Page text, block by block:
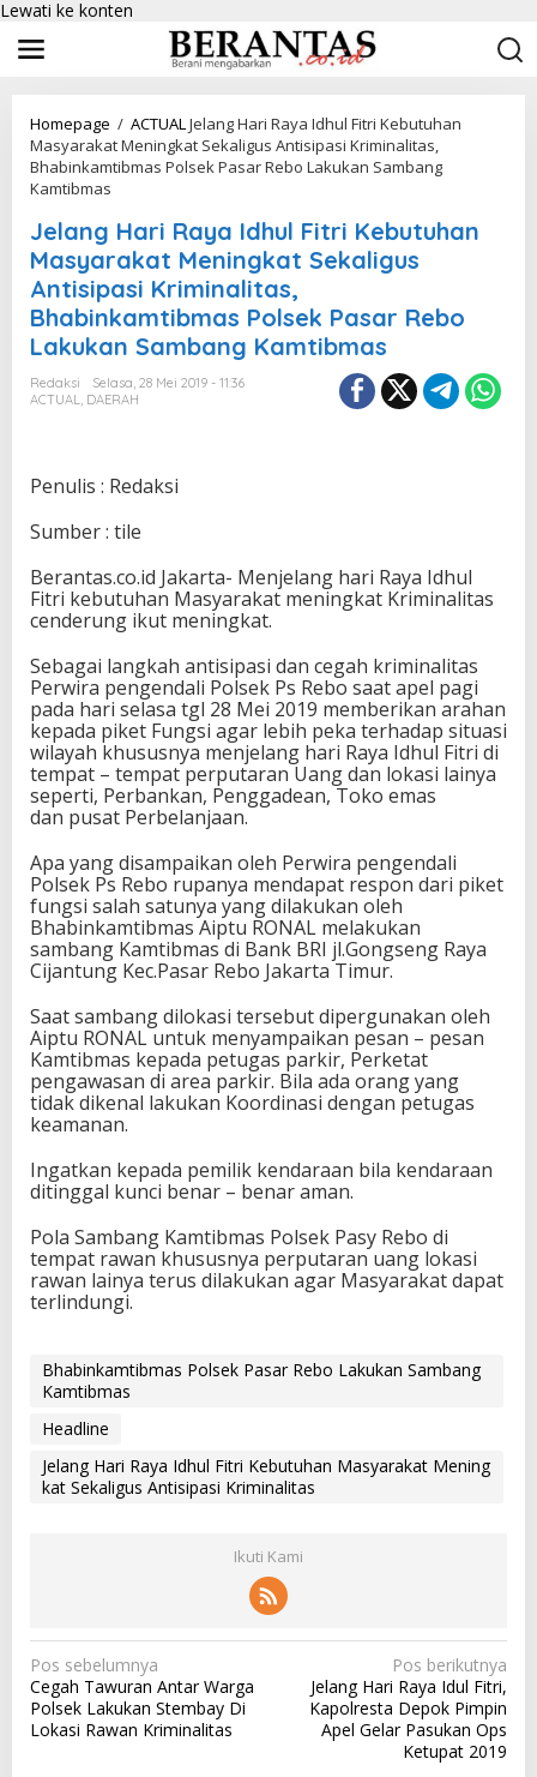
Lewati ke konten
Homepage / ACTUALJelang Hari Raya Idhul Fitri Kebutuhan
Masyarakat Meningkat Sekaligus Antisipasi Kriminalitas,
Bhabinkamtibmas Polsek Pasar Rebo Lakukan Sambang
Kamtibmas
Jelang Hari Raya Idhul Fitri Kebutuhan
Masyarakat Meningkat Sekaligus
Antisipasi Kriminalitas,
Bhabinkamtibmas Polsek Pasar Rebo
Lakukan Sambang Kamtibmas
Redaksi
Selasa, 28 Mei 2019 - 11:36
ACTUAL, DAERAH
Penulis : Redaksi
Sumber : tile
Berantas.co.id Jakarta- Menjelang hari Raya Idhul
Fitri kebutuhan Masyarakat meningkat Kriminalitas
cenderung ikut meningkat.
Sebagai langkah antisipasi dan cegah kriminalitas
Perwira pengendali Polsek Ps Rebo saat apel pagi
pada hari selasa tgl 28 Mei 2019 memberikan arahan
kepada piket Fungsi agar lebih peka terhadap situasi
wilayah khususnya menjelang hari Raya Idhul Fitri di
tempat – tempat perputaran Uang dan lokasi lainya
seperti, Perbankan, Penggadean, Toko emas
dan pusat Perbelanjaan.
Apa yang disampaikan oleh Perwira pengendali
Polsek Ps Rebo rupanya mendapat respon dari piket
fungsi salah satunya yang dilakukan oleh
Bhabinkamtibmas Aiptu RONAL melakukan
sambang Kamtibmas di Bank BRI jl.Gongseng Raya
Cijantung Kec.Pasar Rebo Jakarta Timur.
Saat sambang dilokasi tersebut dipergunakan oleh
Aiptu RONAL untuk menyampaikan pesan – pesan
Kamtibmas kepada petugas parkir, Perketat
pengawasan di area parkir. Bila ada orang yang
tidak dikenal lakukan Koordinasi dengan petugas
keamanan.
Ingatkan kepada pemilik kendaraan bila kendaraan
ditinggal kunci benar – benar aman.
Pola Sambang Kamtibmas Polsek Pasy Rebo di
tempat rawan khususnya perputaran uang lokasi
rawan lainya terus dilakukan agar Masyarakat dapat
terlindungi.
Bhabinkamtibmas Polsek Pasar Rebo Lakukan Sambang
Kamtibmas
Headline
Jelang Hari Raya Idhul Fitri Kebutuhan Masyarakat Mening
kat Sekaligus Antisipasi Kriminalitas
Ikuti Kami
N
a
v
Pos sebelumnya
Cegah Tawuran Antar Warga
Polsek Lakukan Stembay Di
Lokasi Rawan Kriminalitas
Pos berikutnya
Jelang Hari Raya Idul Fitri,
Kapolresta Depok Pimpin
Apel Gelar Pasukan Ops
Ketupat 2019